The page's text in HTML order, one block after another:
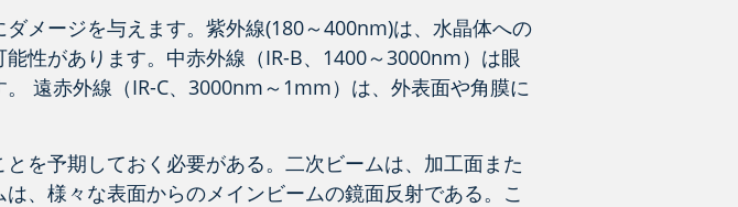
メージを与えます。紫外線(180～400nm)は、水晶体への
性があります。中赤外線（IR-B、1400～3000nm）は眼
遠赤外線（IR-C、3000nm～1mm）は、外表面や角膜に
を予期しておく必要がある。二次ビームは、加工面また
、様々な表面からのメインビームの鏡面反射である。こ